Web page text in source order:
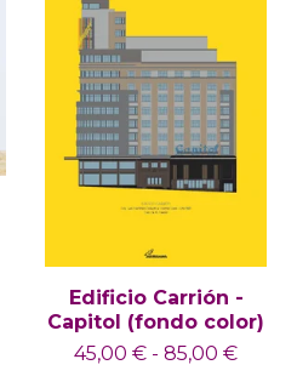
Edificio Carrión -
Capitol (fondo color)
45,00 € - 85,00 €